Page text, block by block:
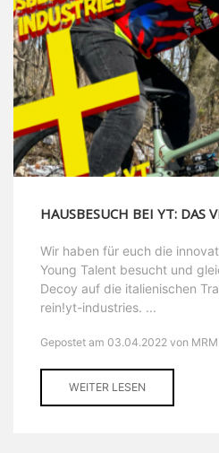
HAUSBESUCH BEI YT: DAS
Wir haben für euch die
Young Talent besucht und
Decoy auf die italienischen
rein!yt-industries. ...
Gepostet am 03.04.2022 von MRM
WEITER LESEN